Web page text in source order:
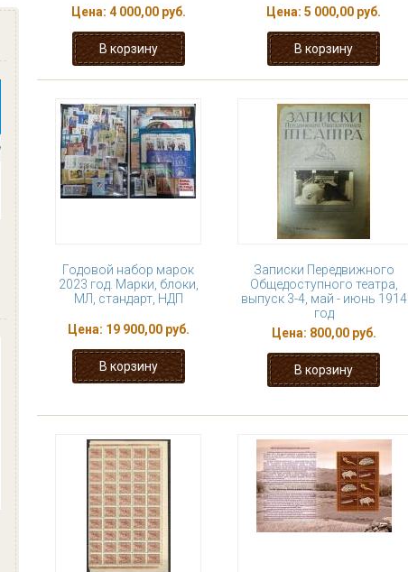
Цена: 4 000,00 руб. Цена: 5 000,00 руб.
Годовой набор марок
2023 год. Марки, блоки,
МЛ, стандарт, НДП
Цена: 19 900,00 руб.
Записки Передвижного
Общедоступного театра,
выпуск 3-4, май - июнь 1914
год
Цена: 800,00 руб.